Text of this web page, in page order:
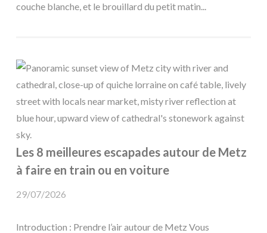
couche blanche, et le brouillard du petit matin...
Les 8 meilleures escapades autour de Metz
à faire en train ou en voiture
29/07/2026
Introduction : Prendre l’air autour de Metz Vous